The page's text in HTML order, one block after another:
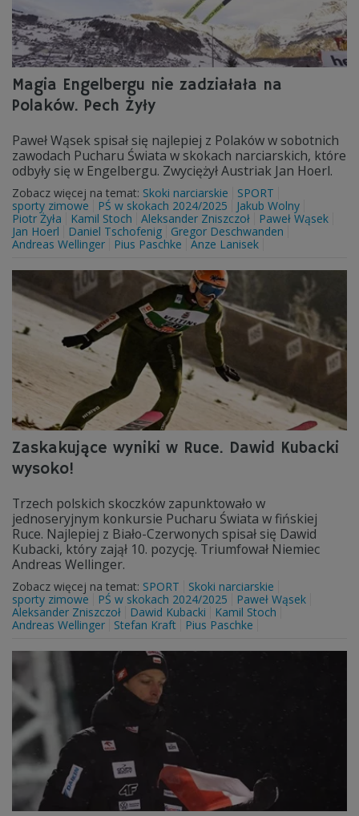
Magia Engelbergu nie zadziałała na
Polaków. Pech Żyły
Paweł Wąsek spisał się najlepiej z Polaków w sobotnich
zawodach Pucharu Świata w skokach narciarskich, które
odbyły się w Engelbergu. Zwyciężył Austriak Jan Hoerl.
Zobacz więcej na temat: Skoki narciarskie
SPORT
sporty zimowe
PŚ w skokach 2024/2025
Jakub Wolny
Piotr Żyła
Kamil Stoch Aleksander Zniszczoł
Paweł Wąsek
Jan Hoerl
Daniel Tschofenig
Gregor Deschwanden
Andreas Wellinger
Pius Paschke Anze Lanisek
Zaskakujące wyniki w Ruce. Dawid Kubacki
wysoko!
Trzech polskich skoczków zapunktowało w
jednoseryjnym konkursie Pucharu Świata w fińskiej
Ruce. Najlepiej z Biało-Czerwonych spisał się Dawid
Kubacki, który zajął 10. pozycję. Triumfował Niemiec
Andreas Wellinger.
Zobacz więcej na temat: SPORT
Skoki narciarskie
sporty zimowe
PŚ w skokach 2024/2025
Paweł Wąsek
Aleksander Zniszczoł
Dawid Kubacki
Kamil Stoch
Andreas Wellinger
Stefan Kraft Pius Paschke